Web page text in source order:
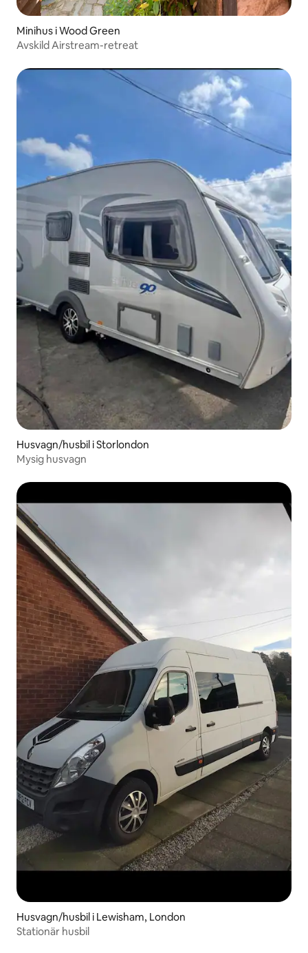
Minihus i Wood Green
Avskild Airstream-retreat
Husvagn/husbil i Storlondon
Mysig husvagn
Husvagn/husbil i Lewisham, London
Stationär husbil